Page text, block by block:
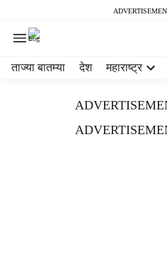
ताज्या बातम्या देश महाराष्ट्र